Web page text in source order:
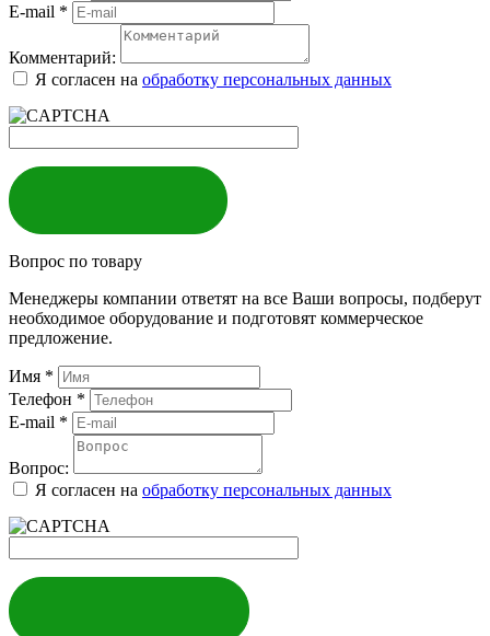
E-mail *
Комментарий:
Я согласен на обработку персональных данных
Вопрос по товару
Менеджеры компании ответят на все Ваши вопросы, подберут
необходимое оборудование и подготовят коммерческое
предложение.
Имя *
Телефон *
E-mail *
Вопрос:
Я согласен на обработку персональных данных